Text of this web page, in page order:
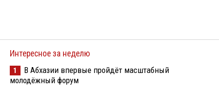
Интересное за неделю
1
В Абхазии впервые пройдёт масштабный
молодёжный форум